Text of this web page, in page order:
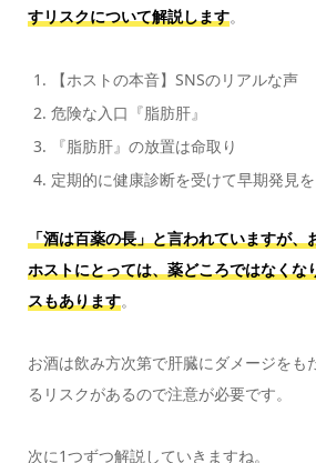
すリスクについて解説します。
【ホストの本音】SNSのリアルな声
危険な入口『脂肪肝』
『脂肪肝』の放置は命取り
定期的に健康診断を受けて早期発見を
「酒は百薬の長」と言われていますが、
ホストにとっては、薬どころではなくな
スもあります。
お酒は飲み方次第で肝臓にダメージをも
るリスクがあるので注意が必要です。
次に1つずつ解説していきますね。